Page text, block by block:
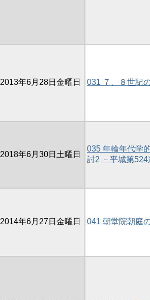
2013年6月28日金曜日 031 ７、８世紀
2018年6月30日土曜日
035 年輪年代学
討2 －平城第
2014年6月27日金曜日 041 朝堂院朝庭